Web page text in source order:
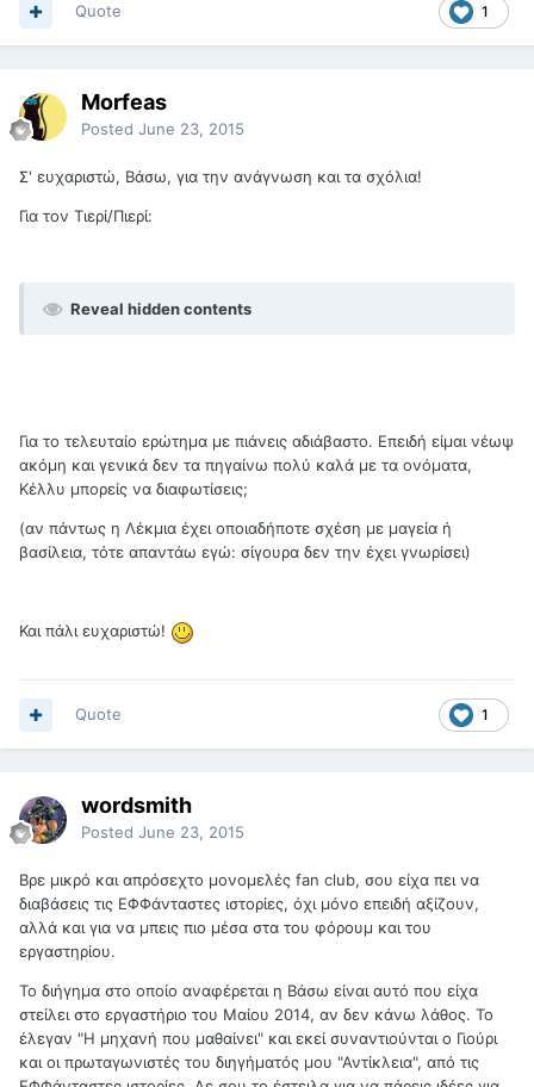
1
Quote
Morfeas
Posted June 23, 2015
Σ' ευχαριστώ, Βάσω, για την ανάγνωση και τα σχόλια!
Για τον Τιερί/Πιερί:
Reveal hidden contents
Για το τελευταίο ερώτημα με πιάνεις αδιάβαστο. Επειδή είμαι νέωψ
ακόμη και γενικά δεν τα πηγαίνω πολύ καλά με τα ονόματα,
Κέλλυ μπορείς να διαφωτίσεις;
(αν πάντως η Λέκμια έχει οποιαδήποτε σχέση με μαγεία ή
βασίλεια, τότε απαντάω εγώ: σίγουρα δεν την έχει γνωρίσει)
Και πάλι ευχαριστώ!
1
Quote
wordsmith
Posted June 23, 2015
Βρε μικρό και απρόσεχτο μονομελές fan club, σου είχα πει να
διαβάσεις τις ΕΦΦάνταστες ιστορίες, όχι μόνο επειδή αξίζουν,
αλλά και για να μπεις πιο μέσα στα του φόρουμ και του
εργαστηρίου.
Το διήγημα στο οποίο αναφέρεται η Βάσω είναι αυτό που είχα
στείλει στο εργαστήριο του Μαίου 2014, αν δεν κάνω λάθος. Το
έλεγαν "Η μηχανή που μαθαίνει" και εκεί συναντιούνται ο Γιούρι
και οι πρωταγωνιστές του διηγήματός μου "Αντίκλεια", από τις